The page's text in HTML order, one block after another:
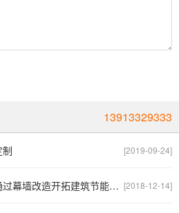
13913329333
[2019-09-24]
[2018-12-14]
墙改造开拓建筑节能新途径